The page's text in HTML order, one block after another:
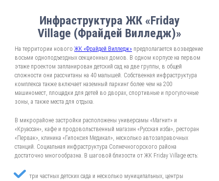
Инфраструктура ЖК «Friday
Village (Фрайдей Вилледж)»
На территории нового ЖК «Фрайдей Вилледж» предполагается возведение
восьми одноподъездных секционных домов. В одном корпусе на первом
этаже проектом запланирован детский сад на две группы, в общей
сложности они рассчитаны на 40 малышей. Собственная инфраструктура
комплекса также включает наземный паркинг более чем на 200
машиномест, площадки для детей во дворах, спортивные и прогулочные
зоны, а также места для отдыха.
В микрорайоне застройки расположены универсамы «Магнит» и
«Круассан», кафе и продовольственный магазин «Русская изба», ресторан
«Первак», клиника «Гипоксия Медикал», несколько автозаправочных
станций. Социальная инфраструктура Солнечногорского района
достаточно многообразна. В шаговой близости от ЖК Friday Village есть:
три частных детских сада и несколько муниципальных, центры